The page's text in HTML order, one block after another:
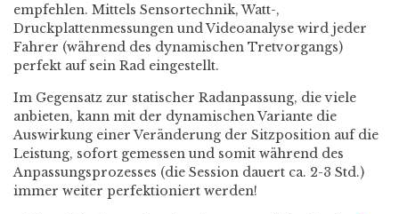
empfehlen. Mittels Sensortechnik, Watt-,
Druckplattenmessungen und Videoanalyse wird jeder
Fahrer (während des dynamischen Tretvorgangs)
perfekt auf sein Rad eingestellt.
Im Gegensatz zur statischer Radanpassung, die viele
anbieten, kann mit der dynamischen Variante die
Auswirkung einer Veränderung der Sitzposition auf die
Leistung, sofort gemessen und somit während des
Anpassungsprozesses (die Session dauert ca. 2-3 Std.)
immer weiter perfektioniert werden!